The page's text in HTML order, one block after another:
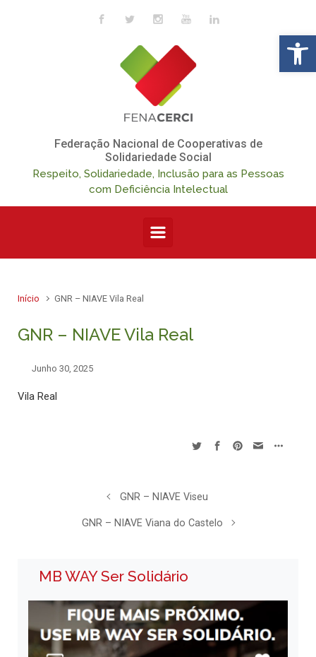
Skip to main content
Federação Nacional de Cooperativas de
Solidariedade Social
Respeito, Solidariedade, Inclusão para as Pessoas
com Deficiência Intelectual
Início GNR – NIAVE Vila Real
GNR – NIAVE Vila Real
Junho 30, 2025
Vila Real
GNR – NIAVE Viseu
GNR – NIAVE Viana do Castelo
MB WAY Ser Solidário